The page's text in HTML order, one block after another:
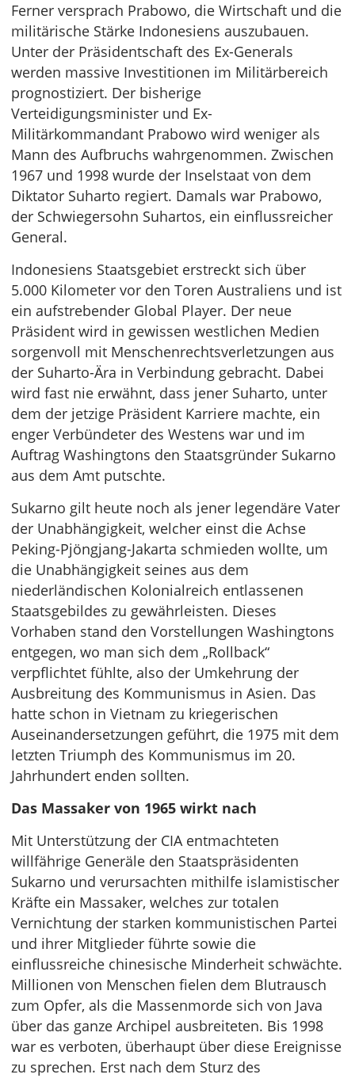
Ferner versprach Prabowo, die Wirtschaft und die
militärische Stärke Indonesiens auszubauen.
Unter der Präsidentschaft des Ex-Generals
werden massive Investitionen im Militärbereich
prognostiziert. Der bisherige
Verteidigungsminister und Ex-
Militärkommandant Prabowo wird weniger als
Mann des Aufbruchs wahrgenommen. Zwischen
1967 und 1998 wurde der Inselstaat von dem
Diktator Suharto regiert. Damals war Prabowo,
der Schwiegersohn Suhartos, ein einflussreicher
General.
Indonesiens Staatsgebiet erstreckt sich über
5.000 Kilometer vor den Toren Australiens und ist
ein aufstrebender Global Player. Der neue
Präsident wird in gewissen westlichen Medien
sorgenvoll mit Menschenrechtsverletzungen aus
der Suharto-Ära in Verbindung gebracht. Dabei
wird fast nie erwähnt, dass jener Suharto, unter
dem der jetzige Präsident Karriere machte, ein
enger Verbündeter des Westens war und im
Auftrag Washingtons den Staatsgründer Sukarno
aus dem Amt putschte.
Sukarno gilt heute noch als jener legendäre Vater
der Unabhängigkeit, welcher einst die Achse
Peking-Pjöngjang-Jakarta schmieden wollte, um
die Unabhängigkeit seines aus dem
niederländischen Kolonialreich entlassenen
Staatsgebildes zu gewährleisten. Dieses
Vorhaben stand den Vorstellungen Washingtons
entgegen, wo man sich dem „Rollback“
verpflichtet fühlte, also der Umkehrung der
Ausbreitung des Kommunismus in Asien. Das
hatte schon in Vietnam zu kriegerischen
Auseinandersetzungen geführt, die 1975 mit dem
letzten Triumph des Kommunismus im 20.
Jahrhundert enden sollten.
Das Massaker von 1965 wirkt nach
Mit Unterstützung der CIA entmachteten
willfährige Generäle den Staatspräsidenten
Sukarno und verursachten mithilfe islamistischer
Kräfte ein Massaker, welches zur totalen
Vernichtung der starken kommunistischen Partei
und ihrer Mitglieder führte sowie die
einflussreiche chinesische Minderheit schwächte.
Millionen von Menschen fielen dem Blutrausch
zum Opfer, als die Massenmorde sich von Java
über das ganze Archipel ausbreiteten. Bis 1998
war es verboten, überhaupt über diese Ereignisse
zu sprechen. Erst nach dem Sturz des